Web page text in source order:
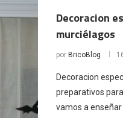
Decoracion
murciélagos
por BricoBlog
Decoracion
preparativos
vamos a